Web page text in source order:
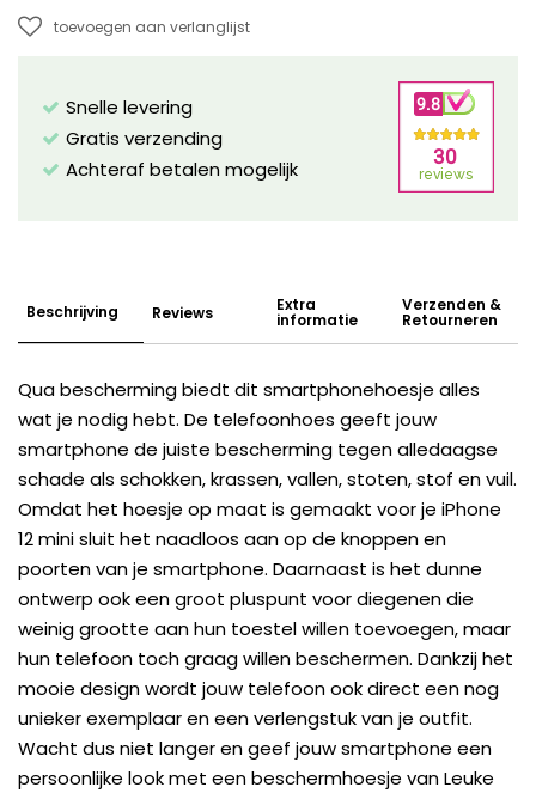
toevoegen aan verlanglijst
Snelle levering
Gratis verzending
Achteraf betalen mogelijk
Beschrijving Reviews Extra
informatie
Verzenden &
Retourneren
Qua bescherming biedt dit smartphonehoesje alles
wat je nodig hebt. De telefoonhoes geeft jouw
smartphone de juiste bescherming tegen alledaagse
schade als schokken, krassen, vallen, stoten, stof en vuil.
Omdat het hoesje op maat is gemaakt voor je iPhone
12 mini sluit het naadloos aan op de knoppen en
poorten van je smartphone. Daarnaast is het dunne
ontwerp ook een groot pluspunt voor diegenen die
weinig grootte aan hun toestel willen toevoegen, maar
hun telefoon toch graag willen beschermen. Dankzij het
mooie design wordt jouw telefoon ook direct een nog
unieker exemplaar en een verlengstuk van je outfit.
Wacht dus niet langer en geef jouw smartphone een
persoonlijke look met een beschermhoesje van Leuke